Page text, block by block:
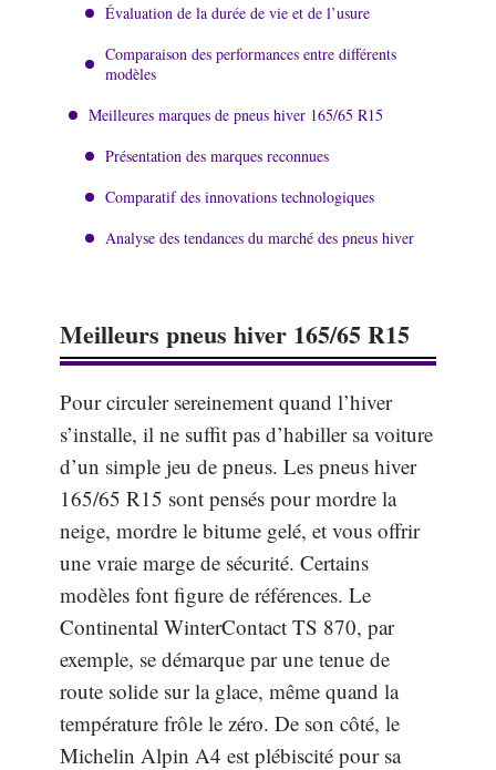
Évaluation de la durée de vie et de l’usure
Comparaison des performances entre différents
modèles
Meilleures marques de pneus hiver 165/65 R15
Présentation des marques reconnues
Comparatif des innovations technologiques
Analyse des tendances du marché des pneus hiver
Meilleurs pneus hiver 165/65 R15
Pour circuler sereinement quand l’hiver
s’installe, il ne suffit pas d’habiller sa voiture
d’un simple jeu de pneus. Les pneus hiver
165/65 R15 sont pensés pour mordre la
neige, mordre le bitume gelé, et vous offrir
une vraie marge de sécurité. Certains
modèles font figure de références. Le
Continental WinterContact TS 870, par
exemple, se démarque par une tenue de
route solide sur la glace, même quand la
température frôle le zéro. De son côté, le
Michelin Alpin A4 est plébiscité pour sa